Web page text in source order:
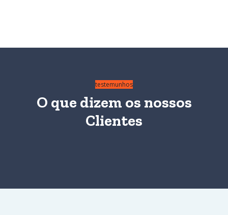
testemunhos
O que dizem os nossos
Clientes